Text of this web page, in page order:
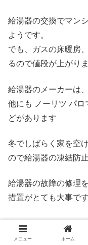
給湯器の交換でマン
ようです。
でも、ガスの床暖房
るので値段が上がりま
給湯器のメーカーは
他にも ノーリツ パロ
どがあります
冬でしばらく家を空
ので給湯器の凍結防
給湯器の故障の修理
措置がとても大事です
少し時間的に余裕が
で下調べするのもお
メニュー ホーム